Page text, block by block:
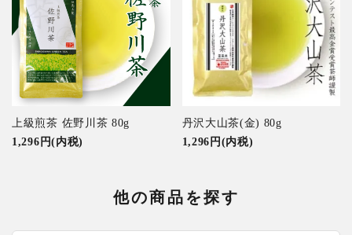
上級煎茶 佐野川茶 80g
1,296円(内税)
丹沢大山茶(金) 80g
1,296円(内税)
他の商品を探す